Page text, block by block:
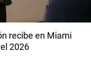
recibe en Miami
2026